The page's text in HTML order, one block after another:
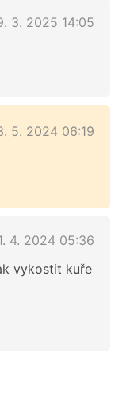
3. 2025 14:05
5. 2024 06:19
4. 2024 05:36
vykostit kuře